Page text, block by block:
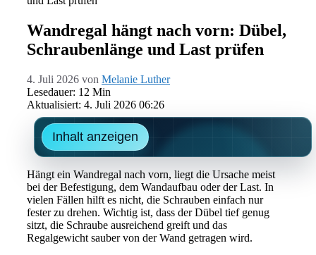
Wandregal hängt nach vorn: Dübel,
Schraubenlänge und Last prüfen
4. Juli 2026 von Melanie Luther
Lesedauer: 12 Min
Aktualisiert: 4. Juli 2026 06:26
Inhalt anzeigen
Hängt ein Wandregal nach vorn, liegt die Ursache meist
bei der Befestigung, dem Wandaufbau oder der Last. In
vielen Fällen hilft es nicht, die Schrauben einfach nur
fester zu drehen. Wichtig ist, dass der Dübel tief genug
sitzt, die Schraube ausreichend greift und das
Regalgewicht sauber von der Wand getragen wird.